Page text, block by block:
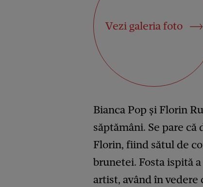
Vezi galeria foto
Bianca Pop și Florin
săptămâni. Se pare
Florin, fiind sătul de
brunetei. Fosta ispită
artist, având în vedere